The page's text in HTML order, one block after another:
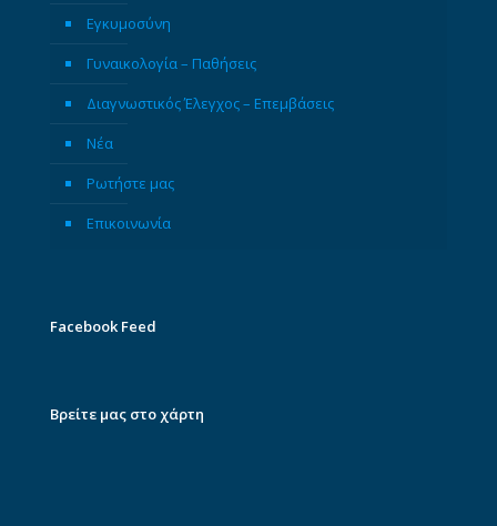
Εγκυμοσύνη
Γυναικολογία – Παθήσεις
Διαγνωστικός Έλεγχος – Επεμβάσεις
Νέα
Ρωτήστε μας
Επικοινωνία
Facebook Feed
Βρείτε μας στο χάρτη